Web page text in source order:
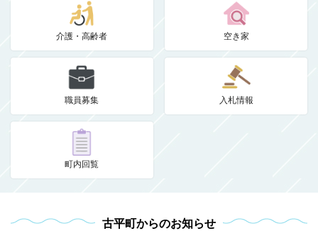
介護・高齢者 空き家
職員募集 入札情報
町内回覧
古平町からのお知らせ